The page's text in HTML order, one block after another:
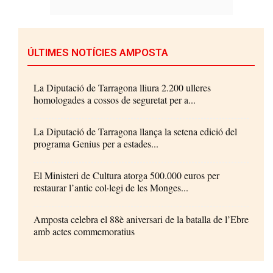
ÚLTIMES NOTÍCIES AMPOSTA
La Diputació de Tarragona lliura 2.200 ulleres
homologades a cossos de seguretat per a...
La Diputació de Tarragona llança la setena edició del
programa Genius per a estades...
El Ministeri de Cultura atorga 500.000 euros per
restaurar l’antic col·legi de les Monges...
Amposta celebra el 88è aniversari de la batalla de l’Ebre
amb actes commemoratius